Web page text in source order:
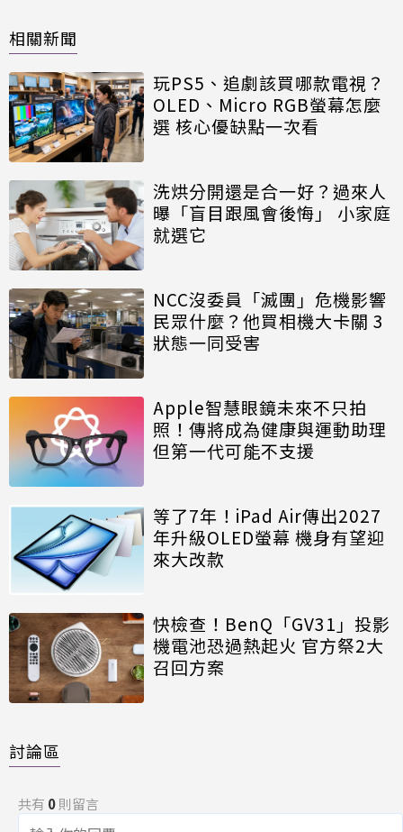
相關新聞
玩PS5、追劇該買哪款電視？
OLED、Micro RGB螢幕怎麼
選 核心優缺點一次看
洗烘分開還是合一好？過來人
曝「盲目跟風會後悔」 小家庭
就選它
NCC沒委員「滅團」危機影響
民眾什麼？他買相機大卡關 3
狀態一同受害
Apple智慧眼鏡未來不只拍
照！傳將成為健康與運動助理
但第一代可能不支援
等了7年！iPad Air傳出2027
年升級OLED螢幕 機身有望迎
來大改款
快檢查！BenQ「GV31」投影
機電池恐過熱起火 官方祭2大
召回方案
討論區
共有 0則留言